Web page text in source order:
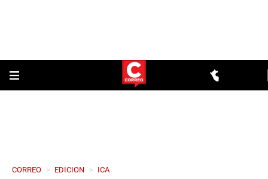
CORREO > EDICION > ICA